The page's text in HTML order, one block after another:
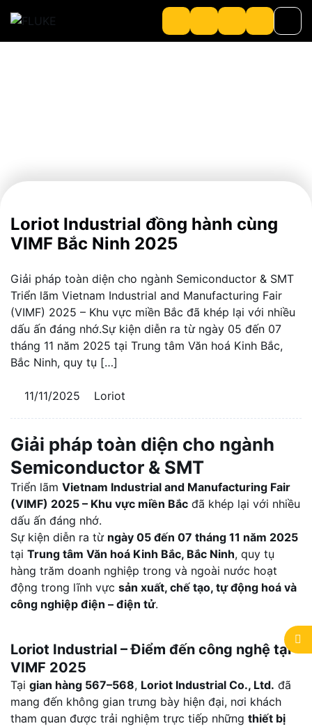
Loriot Industrial đồng hành cùng
VIMF Bắc Ninh 2025
Giải pháp toàn diện cho ngành Semiconductor & SMT
Triển lãm Vietnam Industrial and Manufacturing Fair
(VIMF) 2025 – Khu vực miền Bắc đã khép lại với nhiều
dấu ấn đáng nhớ.Sự kiện diễn ra từ ngày 05 đến 07
tháng 11 năm 2025 tại Trung tâm Văn hoá Kinh Bắc,
Bắc Ninh, quy tụ […]
11/11/2025 Loriot
Giải pháp toàn diện cho ngành
Semiconductor & SMT
Triển lãm Vietnam Industrial and Manufacturing Fair
(VIMF) 2025 – Khu vực miền Bắc đã khép lại với nhiều
dấu ấn đáng nhớ.
Sự kiện diễn ra từ ngày 05 đến 07 tháng 11 năm 2025
tại Trung tâm Văn hoá Kinh Bắc, Bắc Ninh, quy tụ
hàng trăm doanh nghiệp trong và ngoài nước hoạt
động trong lĩnh vực sản xuất, chế tạo, tự động hoá và
công nghiệp điện – điện tử.
Loriot Industrial – Điểm đến công nghệ tại
VIMF 2025
Tại gian hàng 567–568, Loriot Industrial Co., Ltd. đã
mang đến không gian trưng bày hiện đại, nơi khách
tham quan được trải nghiệm trực tiếp những thiết bị